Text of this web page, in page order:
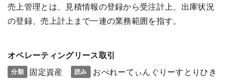
売上管理とは、見積情報の登録から受注計上、出庫状況
の登録、売上計上まで一連の業務範囲を指す。
オペレーティングリース取引
分類 固定資産 読み
おぺれーてぃんぐりーすとりひき